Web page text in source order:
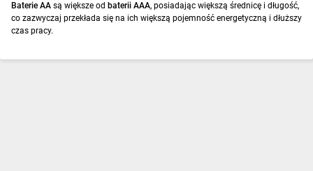
Baterie AA są większe od baterii AAA, posiadając większą średnicę i długość,
co zazwyczaj przekłada się na ich większą pojemność energetyczną i dłuższy
czas pracy.